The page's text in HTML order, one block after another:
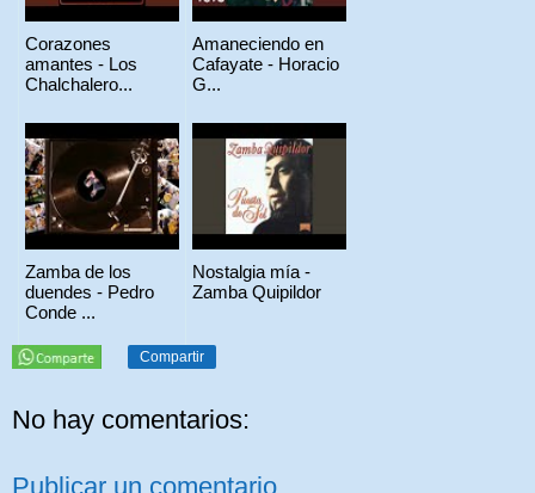
Corazones
amantes - Los
Chalchalero...
Amaneciendo en
Cafayate - Horacio
G...
Zamba de los
duendes - Pedro
Conde ...
Nostalgia mía -
Zamba Quipildor
Compartir
No hay comentarios:
Publicar un comentario